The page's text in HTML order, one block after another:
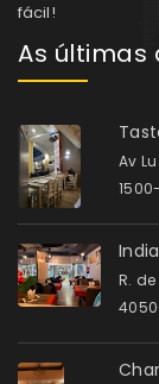
fácil!
As últimas
Av
R.